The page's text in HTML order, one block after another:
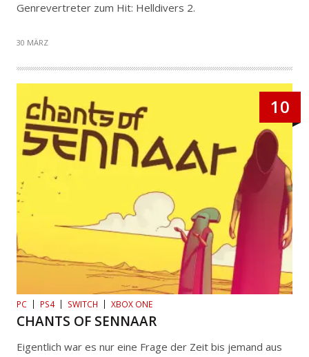
Genrevertreter zum Hit: Helldivers 2.
30 MÄRZ
10
PC PS4 SWITCH XBOX ONE
CHANTS OF SENNAAR
Eigentlich war es nur eine Frage der Zeit bis jemand aus